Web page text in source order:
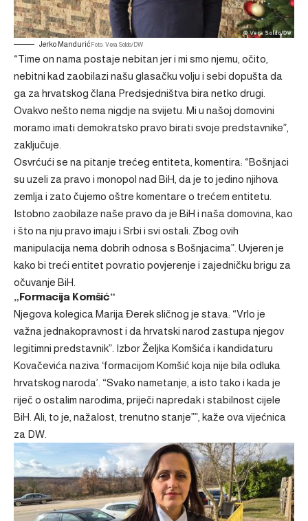
Jerko Mandurić Foto: Vera Soldo/DW
“Time on nama postaje nebitan jer i mi smo njemu, očito,
nebitni kad zaobilazi našu glasačku volju i sebi dopušta da
ga za hrvatskog člana Predsjedništva bira netko drugi.
Ovakvo nešto nema nigdje na svijetu. Mi u našoj domovini
moramo imati demokratsko pravo birati svoje predstavnike”,
zaključuje.
Osvrćući se na pitanje trećeg entiteta, komentira: “Bošnjaci
su uzeli za pravo i monopol nad BiH, da je to jedino njihova
zemlja i zato čujemo oštre komentare o trećem entitetu.
Istobno zaobilaze naše pravo da je BiH i naša domovina, kao
i što na nju pravo imaju i Srbi i svi ostali. Zbog ovih
manipulacija nema dobrih odnosa s Bošnjacima”. Uvjeren je
kako bi treći entitet povratio povjerenje i zajedničku brigu za
očuvanje BiH.
„Formacija Komšić“
Njegova kolegica Marija Đerek sličnog je stava: “Vrlo je
važna jednakopravnost i da hrvatski narod zastupa njegov
legitimni predstavnik”. Izbor Željka Komšića i kandidaturu
Kovačevića naziva ‘formacijom Komšić koja nije bila odluka
hrvatskog naroda’. “Svako nametanje, a isto tako i kada je
riječ o ostalim narodima, priječi napredak i stabilnost cijele
BiH. Ali, to je, nažalost, trenutno stanje””, kaže ova vijećnica
za DW.